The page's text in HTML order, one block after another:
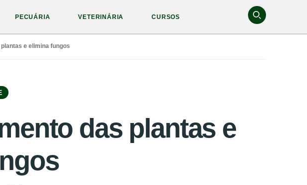
PECUÁRIA VETERINÁRIA CURSOS
e elimina fungos
das plantas e